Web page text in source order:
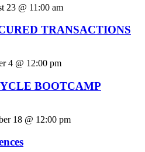
23 @ 11:00 am
TRANSACTIONS
4 @ 12:00 pm
BOOTCAMP
18 @ 12:00 pm